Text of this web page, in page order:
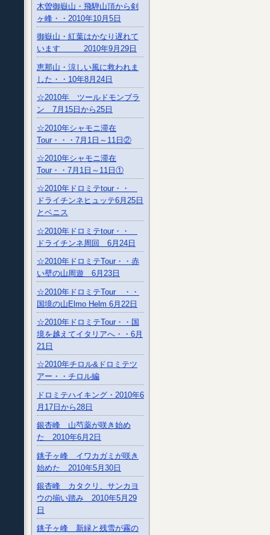
木曽御嶽山・飛騨山頂から剣
ヶ峰・・2010年10月5日
御嶽山・紅葉はかなり遅れて
います 2010年9月29日
恵那山・涼しい風に救われま
した・・10年8月24日
☆2010年 ツールドモンブラ
ン 7月15日から25日
☆2010年シャモニ滞在
Tour・・・7月1日～11日②
☆2010年シャモニ滞在
Tour・・7月1日～11日①
☆2010年ドロミテtour・・
ドライチンネヒュッテ6月25日
とベニス
☆2010年ドロミテtour・・
ドライチンネ周回 6月24日
☆2010年ドロミテTour・・赤
い壁の山周遊 6月23日
☆2010年ドロミテTour ・・
国境の山Elmo Helm 6月22日
☆2010年ドロミテTour・・国
境を越えてイタリアへ・・6月
21日
☆2010年チロル&ドロミテツ
アー・・チロル編
ドロミテハイキング・2010年6
月17日から28日
銀杏峰 山芍薬が咲き始め
た 2010年6月2日
銚子ヶ峰 イワカガミが咲き
始めた 2010年5月30日
銀杏峰 カタクリ、サンカヨ
ウの揃い踏み 2010年5月29
日
銚子ヶ峰 新緑と残雪が霧の